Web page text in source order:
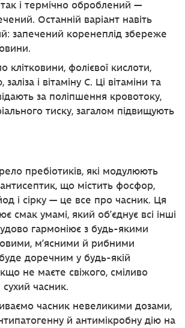
так і термічно оброблений —
Останній варіант навіть
запечений коренеплід збереже
клітковини, фолієвої кислоти,
і вітаміну С. Ці вітаміни та
за поліпшення кровотоку,
тиску, загалом підвищують
пребіотиків, які модулюють
що містить фосфор,
йод і сірку — це все про часник. Ця
смак умамі, який об’єднує всі інші
гармоніює з будь-якими
м’ясними й рибними
доречним у будь-якій
не маєте свіжого, сміливо
часник.
часник невеликими дозами,
й антимікробну дію на